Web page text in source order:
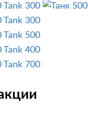
Tank 300
Tank 300
Tank 500
Tank 400
Tank 700